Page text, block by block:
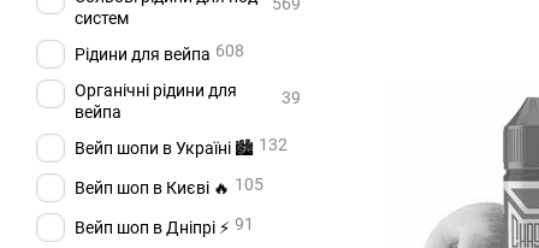
систем
Рідини для вейпа 608
Органічні рідини для
вейпа
39
Вейп шопи в Україні 🏙️ 132
Вейп шоп в Києві 🔥 105
Вейп шоп в Дніпрі ⚡ 91